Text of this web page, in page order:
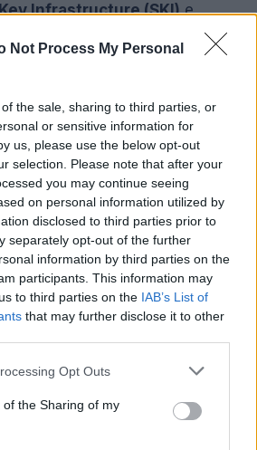
Not Process My Personal
the sale, sharing to third parties, or
or sensitive information for
us, please use the below opt-out
selection. Please note that after your
you may continue seeing
on personal information utilized by
disclosed to third parties prior to
separately opt-out of the further
information by third parties on the
participants. This information may
to third parties on the IAB’s List of
that may further disclose it to other
app uses one or more Google
or usage behaviour. You may click to
to Google and its third-party tags to
specified purposes in below Google
Opt Outs
the Sharing of my
Infrastructure (SKI)e
sensibili, come grandi
provider di contenuti digitali,
finanziarie, organizzazioni
Questo risultato si
consolidata tra Colt
avevano annunciato
di una nuova rete terabit per
e nel novembre
un altro primato con la